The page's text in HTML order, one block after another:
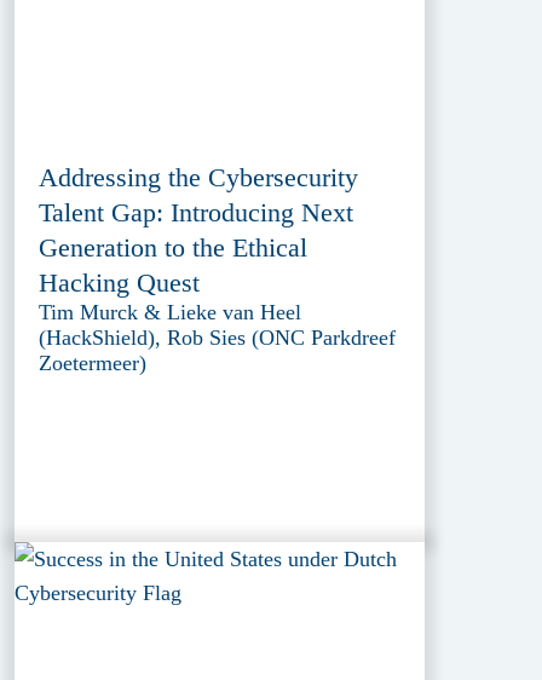
Addressing the Cybersecurity
Talent Gap: Introducing Next
Generation to the Ethical
Hacking Quest
Tim Murck & Lieke van Heel
(HackShield), Rob Sies (ONC Parkdreef
Zoetermeer)